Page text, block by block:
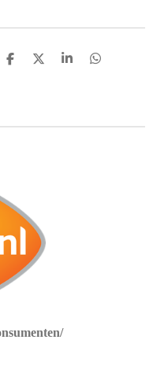
D
D
S
D